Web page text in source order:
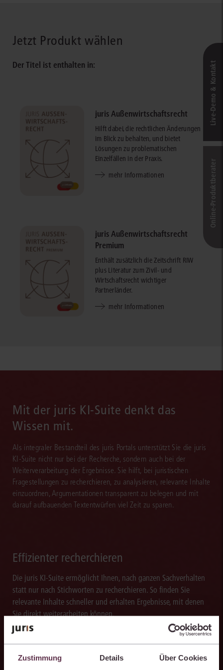
Zustimmung Details Über Cookies
Jetzt Produkt wählen
Der Titel ist enthalten in:
juris Außenwirtschaftsrecht
Hilft dabei, die rechtlichen Änderungen
im Blick zu behalten, und bietet
Lösungen zu problematischen
Einzelfällen in der Praxis.
mehr Informationen
juris Außenwirtschaftsrecht
Premium
Enthält zusätzlich die Zeitschrift RIW
plus Literatur zum Zivil- und
Wirtschaftsrecht wichtiger
Partnerländer.
mehr Informationen
Mit der juris KI-Suite denkt das
Wissen mit.
Als integraler Bestandteil des juris Portals unterstützt Sie die juris
KI-Suite nicht nur bei der Recherche, sondern auch bei der
Weiterverarbeitung der Ergebnisse. Sie hilft, bei juristischen
Fragestellungen zu recherchieren, zu analysieren, relevante Inhalte
einzuordnen, Argumentationen transparent zu belegen und mit
darauf aufbauenden Textentwürfen viel Zeit zu sparen.
Effizienter recherchieren
Die juris KI-Suite ermöglicht Ihnen, nach ganzen Sachverhalten
statt nur nach Stichworten zu recherchieren. So finden Sie
relevante Inhalte schneller und erhalten Ergebnisse, mit denen
Sie direkt weiterarbeiten können.
Live‑Demo & Kontakt
Online-Produkt­berater